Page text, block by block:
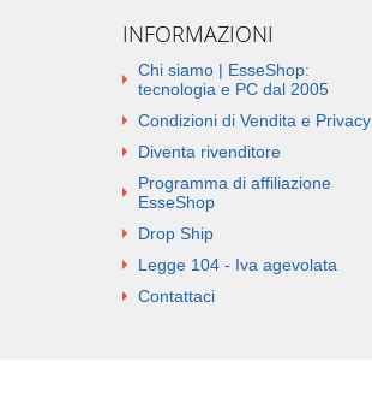
INFORMAZIONI
Chi siamo | EsseShop:
tecnologia e PC dal 2005
Condizioni di Vendita e Privacy
Diventa rivenditore
Programma di affiliazione
EsseShop
Drop Ship
Legge 104 - Iva agevolata
Contattaci